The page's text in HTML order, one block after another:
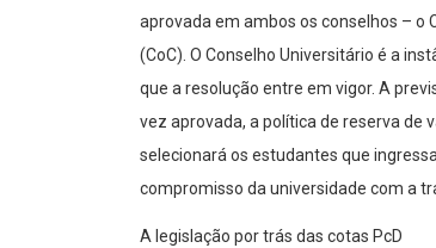
aprovada em ambos os conselhos – o
(CoC). O Conselho Universitário é a
que a resolução entre em vigor. A
vez aprovada, a política de reserva de
selecionará os estudantes que
compromisso da universidade com a
A legislação por trás das cotas PcD